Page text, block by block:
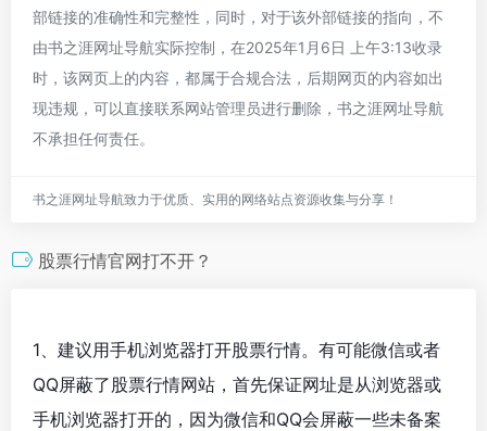
部链接的准确性和完整性，同时，对于该外部链接的指向，不
由书之涯网址导航实际控制，在2025年1月6日 上午3:13收录
时，该网页上的内容，都属于合规合法，后期网页的内容如出
现违规，可以直接联系网站管理员进行删除，书之涯网址导航
不承担任何责任。
书之涯网址导航致力于优质、实用的网络站点资源收集与分享！
股票行情官网打不开？
1、建议用手机浏览器打开股票行情。有可能微信或者
QQ屏蔽了股票行情网站，首先保证网址是从浏览器或
手机浏览器打开的，因为微信和QQ会屏蔽一些未备案